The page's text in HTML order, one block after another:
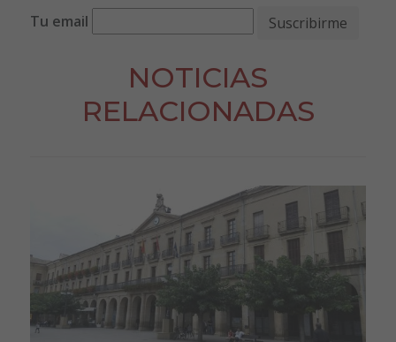
Tu email
NOTICIAS
RELACIONADAS